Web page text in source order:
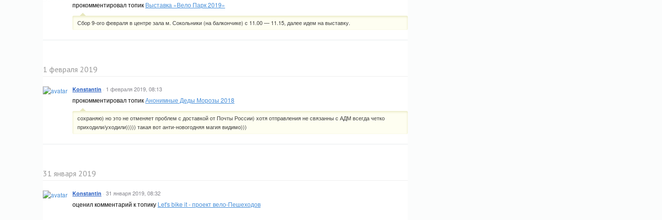
прокомментировал топик Выставка «Вело Парк 2019»
Сбор 9-ого февраля в центре зала м. Сокольники (на балкончике) с 11.00 — 11.15, далее идем на выставку.
1 февраля 2019
Konstantin · 1 февраля 2019, 08:13
прокомментировал топикАнонимные Деды Морозы 2018
сохраняю) но это не отменяет проблем с доставкой от Почты России) хотя отправления не связанны с АДМ всегда четко
приходили/уходили))))) такая вот анти-новогодняя магия видимо)))
31 января 2019
Konstantin · 31 января 2019, 08:32
оценил комментарий к топику Let's bike it - проект вело-Пешеходов